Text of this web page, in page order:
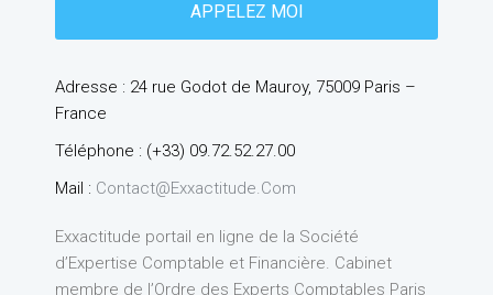
Adresse : 24 rue Godot de Mauroy, 75009 Paris –
France
Téléphone : (+33) 09.72.52.27.00
Mail : Contact@exxactitude.com
Exxactitude portail en ligne de la Société
d’Expertise Comptable et Financière. Cabinet
membre de l’Ordre des Experts Comptables Paris